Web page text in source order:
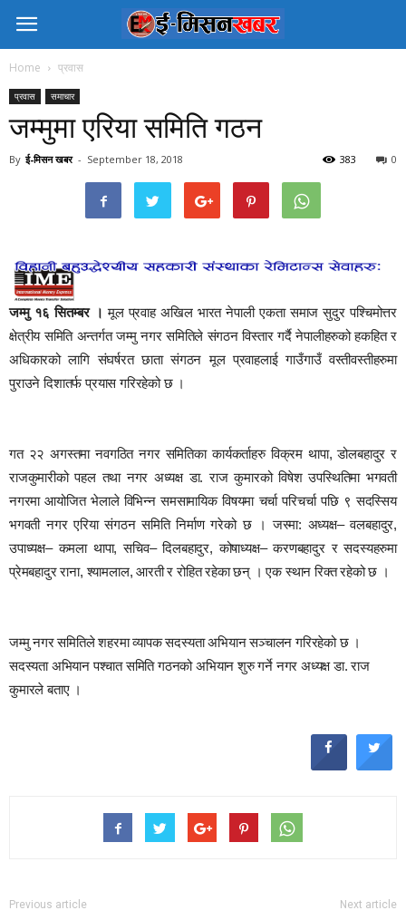
Home प्रवास
प्रवास समाचार
जम्मुमा एरिया समिति गठन
By ई-मिसन खबर - September 18, 2018 0
383
जम्मु १६ सितम्बर । मूल प्रवाह अखिल भारत नेपाली एकता समाज सुदुर पश्चिमोत्तर
क्षेत्रीय समिति अन्तर्गत जम्मु नगर समितिले संगठन विस्तार गर्दै नेपालीहरुको हकहित र
अधिकारको लागि संघर्षरत छाता संगठन मूल प्रवाहलाई गाउँगाउँ वस्तीवस्तीहरुमा
पुराउने दिशातर्फ प्रयास गरिरहेको छ ।
गत २२ अगस्तमा नवगठित नगर समितिका कार्यकर्ताहरु विक्रम थापा, डोलबहादुर र
राजकुमारीको पहल तथा नगर अध्यक्ष डा. राज कुमारको विषेश उपस्थितिमा भगवती
नगरमा आयोजित भेलाले विभिन्न समसामायिक विषयमा चर्चा परिचर्चा पछि ९ सदस्सिय
भगवती नगर एरिया संगठन समिति निर्माण गरेको छ । जस्मा: अध्यक्ष– वलबहादुर,
उपाध्यक्ष– कमला थापा, सचिव– दिलबहादुर, कोषाध्यक्ष– करणबहादुर र सदस्यहरुमा
प्रेमबहादुर राना, श्यामलाल, आरती र रोहित रहेका छन् । एक स्थान रिक्त रहेको छ ।
जम्मु नगर समितिले शहरमा व्यापक सदस्यता अभियान सञ्चालन गरिरहेको छ ।
सदस्यता अभियान पश्चात समिति गठनको अभियान शुरु गर्ने नगर अध्यक्ष डा. राज
कुमारले बताए ।
Previous article Next article